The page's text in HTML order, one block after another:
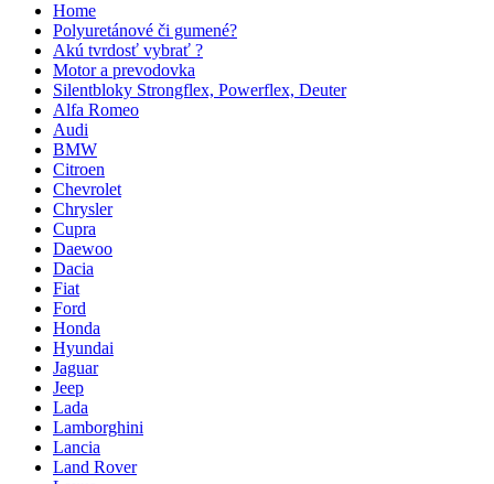
Home
Polyuretánové či gumené?
Akú tvrdosť vybrať ?
Motor a prevodovka
Silentbloky Strongflex, Powerflex, Deuter
Alfa Romeo
Audi
BMW
Citroen
Chevrolet
Chrysler
Cupra
Daewoo
Dacia
Fiat
Ford
Honda
Hyundai
Jaguar
Jeep
Lada
Lamborghini
Lancia
Land Rover